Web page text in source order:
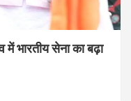
भारतीय सेना का बढ़ा